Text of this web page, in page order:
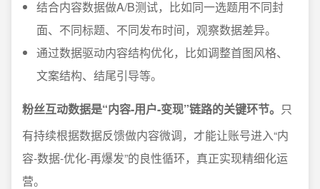
结合内容数据做A/B测试，比如同一选题用不同封
面、不同标题、不同发布时间，观察数据差异。
通过数据驱动内容结构优化，比如调整首图风格、
文案结构、结尾引导等。
粉丝互动数据是“内容-用户-变现”链路的关键环节。 只
有持续根据数据反馈做内容微调，才能让账号进入“内
容-数据-优化-再爆发”的良性循环，真正实现精细化运
营。